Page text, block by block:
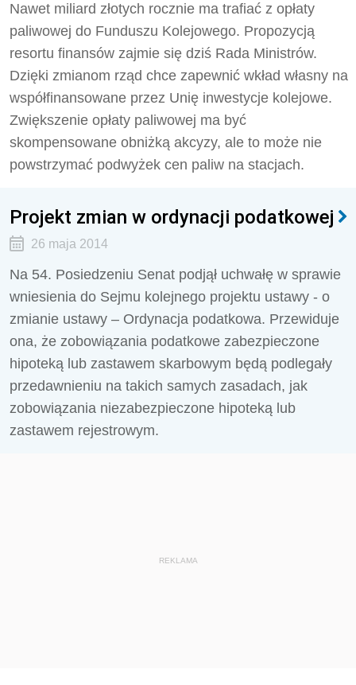
Nawet miliard złotych rocznie ma trafiać z opłaty
paliwowej do Funduszu Kolejowego. Propozycją
resortu finansów zajmie się dziś Rada Ministrów.
Dzięki zmianom rząd chce zapewnić wkład własny na
współfinansowane przez Unię inwestycje kolejowe.
Zwiększenie opłaty paliwowej ma być
skompensowane obniżką akcyzy, ale to może nie
powstrzymać podwyżek cen paliw na stacjach.
Projekt zmian w ordynacji podatkowej
26 maja 2014
Na 54. Posiedzeniu Senat podjął uchwałę w sprawie
wniesienia do Sejmu kolejnego projektu ustawy - o
zmianie ustawy – Ordynacja podatkowa. Przewiduje
ona, że zobowiązania podatkowe zabezpieczone
hipoteką lub zastawem skarbowym będą podlegały
przedawnieniu na takich samych zasadach, jak
zobowiązania niezabezpieczone hipoteką lub
zastawem rejestrowym.
REKLAMA